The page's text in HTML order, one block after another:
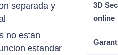
separada y
no estan
estandar
3D
online